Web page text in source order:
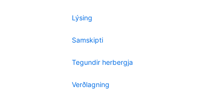
Lýsing
Samskipti
Tegundir herbergja
Verðlagning